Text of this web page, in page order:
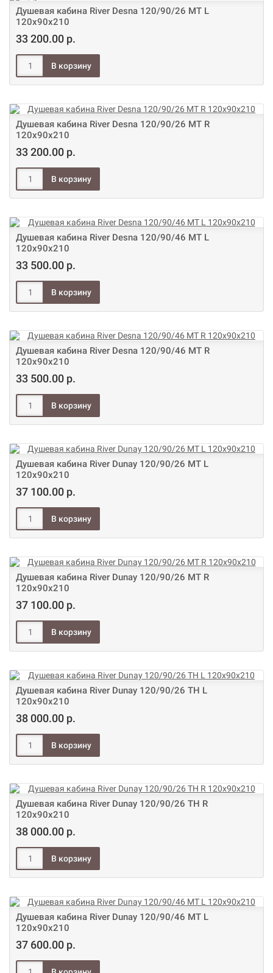
Душевая кабина River Desna 120/90/26 МТ L
120х90х210
33 200.00 р.
Душевая кабина River Desna 120/90/26 МТ R
120х90х210
33 200.00 р.
Душевая кабина River Desna 120/90/46 МТ L
120х90х210
33 500.00 р.
Душевая кабина River Desna 120/90/46 МТ R
120х90х210
33 500.00 р.
Душевая кабина River Dunay 120/90/26 МТ L
120х90х210
37 100.00 р.
Душевая кабина River Dunay 120/90/26 МТ R
120х90х210
37 100.00 р.
Душевая кабина River Dunay 120/90/26 ТН L
120х90х210
38 000.00 р.
Душевая кабина River Dunay 120/90/26 ТН R
120х90х210
38 000.00 р.
Душевая кабина River Dunay 120/90/46 МТ L
120х90х210
37 600.00 р.